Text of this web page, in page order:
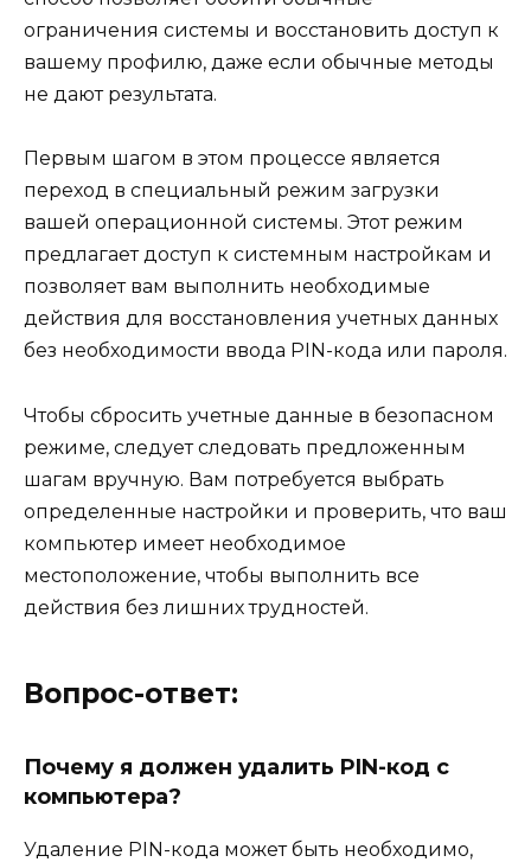
ограничения системы и восстановить доступ к
вашему профилю, даже если обычные методы
не дают результата.
Первым шагом в этом процессе является
переход в специальный режим загрузки
вашей операционной системы. Этот режим
предлагает доступ к системным настройкам и
позволяет вам выполнить необходимые
действия для восстановления учетных данных
без необходимости ввода PIN-кода или пароля.
Чтобы сбросить учетные данные в безопасном
режиме, следует следовать предложенным
шагам вручную. Вам потребуется выбрать
определенные настройки и проверить, что ваш
компьютер имеет необходимое
местоположение, чтобы выполнить все
действия без лишних трудностей.
Вопрос-ответ:
Почему я должен удалить PIN-код с
компьютера?
Удаление PIN-кода может быть необходимо,